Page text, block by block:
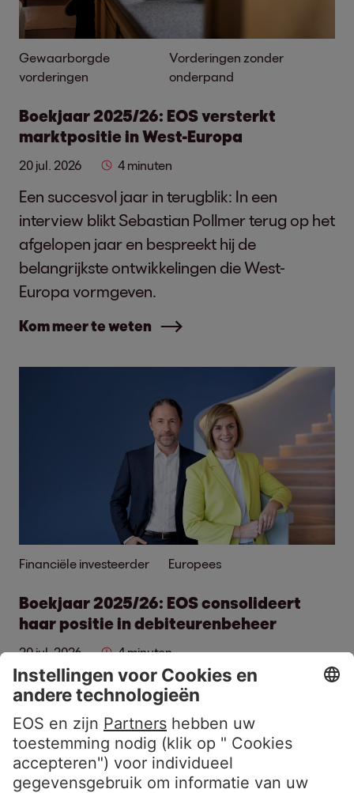
Gewaarborgde
vorderingen
Vorderingen zonder
onderpand
Boekjaar 2025/26: EOS versterkt
marktpositie in West-Europa
20 jul. 2026 4 minuten
Een succesvol jaar in terugblik: In een
interview blikt Sebastian Pollmer terug op het
afgelopen jaar en bespreekt hij de
belangrijkste ontwikkelingen die West-
Europa vormgeven.
Kom meer te weten
Financiële investeerder Europees
Boekjaar 2025/26: EOS consolideert
haar positie in debiteurenbeheer
20 jul. 2026 4 minuten
Interview met Marwin Ramcke (CEO) en Dr.
Eva Griewel (CFO): of het nu gaat om
ongedekte of dan wel gedekte portefeuilles,
EOS behoort tot de toonaangevende experts
in Europa.